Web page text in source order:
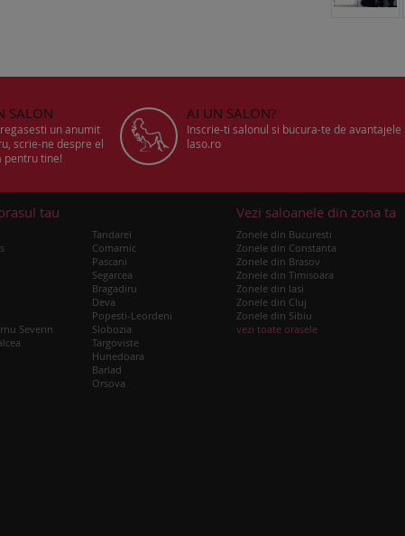
SALON
un anumit
scrie-ne despre el
pentru tine!
AI UN SALON?
Inscrie-ti salonul si bucura-te de avantajele
laso.ro
tau
Severin
Tandarei
Comarnic
Pascani
Segarcea
Bragadiru
Deva
Popesti-Leordeni
Slobozia
Targoviste
Hunedoara
Barlad
Orsova
Vezi saloanele din zona ta
Zonele din Bucuresti
Zonele din Constanta
Zonele din Brasov
Zonele din Timisoara
Zonele din Iasi
Zonele din Cluj
Zonele din Sibiu
vezi toate orasele